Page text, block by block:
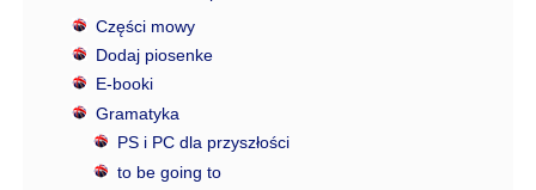
Części mowy
Dodaj piosenke
E-booki
Gramatyka
PS i PC dla przyszłości
to be going to